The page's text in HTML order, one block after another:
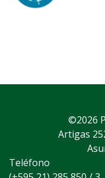
©2026
Artigas
Teléfono